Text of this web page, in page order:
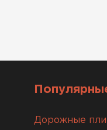
Дорожные